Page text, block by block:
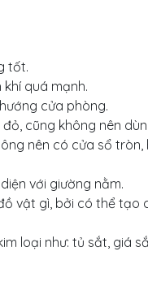
tốt.
quá mạnh.
cửa phòng.
cũng không nên
nên có cửa sổ
với giường nằm.
vật gì, bởi có thể tạo
loại như: tủ sắt, giá